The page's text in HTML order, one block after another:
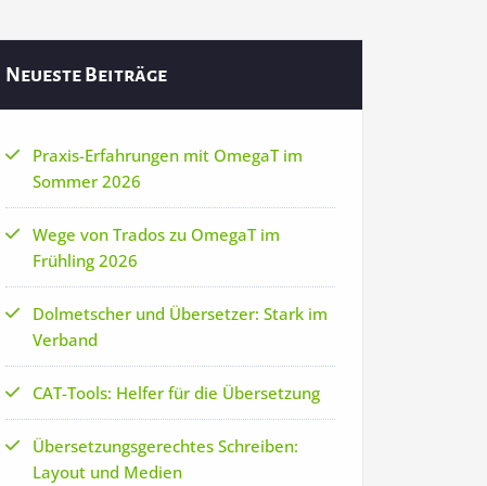
Neueste Beiträge
Praxis-Erfahrungen mit OmegaT im
Sommer 2026
Wege von Trados zu OmegaT im
Frühling 2026
Dolmetscher und Übersetzer: Stark im
Verband
CAT-Tools: Helfer für die Übersetzung
Übersetzungsgerechtes Schreiben:
Layout und Medien